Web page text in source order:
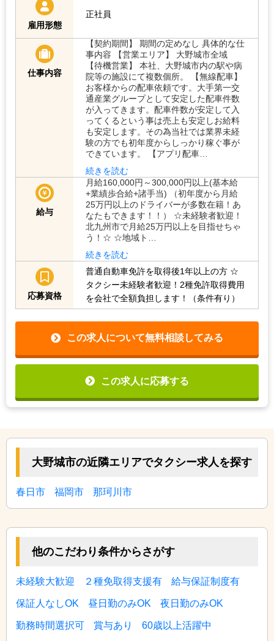
雇用形態
正社員
仕事内容
【契約期間】 期間の定めなし 具体的な仕
事内容 【営業エリア】 大野城市全域
【待機営業】 本社、大野城市内の駅や病
院等の施設にて複数個所。 【無線配車】
お客様からの配車依頼です。大手第一交
通産業グループとして安定した配車件数
が入ってきます。配車件数が安定して入
ってくるという事は売上も安定しお給料
も安定します。その為当社では業界未経
験の方でも初年度からしっかり稼ぐ事が
できています。 【アプリ配車…
続きを読む
給与
月給160,000円～300,000円以上(基本給
+業績歩合給+諸手当) （初年度から月給
25万円以上のドライバーが多数在籍！あ
なたもできます！！） ☆未経験者歓迎！
北九州市で月給25万円以上を目指せちゃ
う！☆ ☆地域ト…
続きを読む
応募資格
普通自動車免許を取得後1年以上の方 ☆
タクシー未経験者歓迎！2種免許取得費用
を会社で全額負担します！（条件有り）
この求人について無料相談してみる
この求人に応募する
大野城市の近隣エリアでタクシー求人を探す
春日市 福岡市 那珂川市
他のこだわり条件からさがす
未経験大歓迎 ２種免取得支援有 給与保証制度有
保証人なしOK 昼日勤のみOK 夜日勤のみOK
勤務時間選択可 賞与あり 60歳以上活躍中